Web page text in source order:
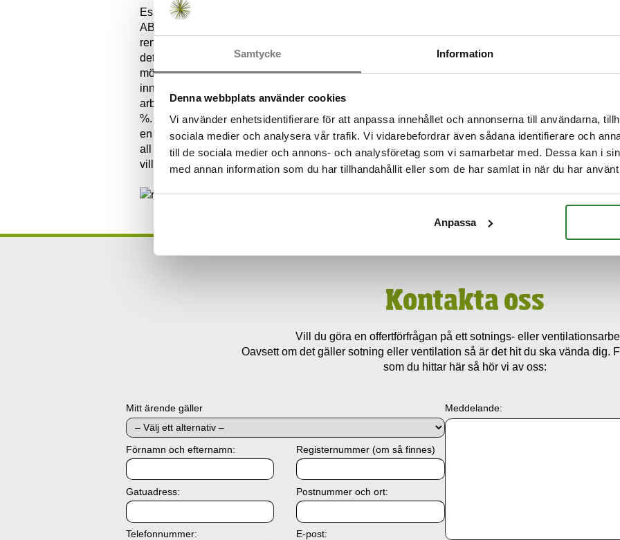
Samtycke Information
Denna webbplats använder cookies
Vi använder enhetsidentifierare för att anpassa innehållet och annonserna till användarna,
sociala medier och analysera vår trafik. Vi vidarebefordrar även sådana identifierare och
till de sociala medier och annons- och analysföretag som vi samarbetar med. Dessa kan i
med annan information som du har tillhandahållit eller som de har samlat in när du har
Anpassa
Eskilstuna Ventilationsrensning
AB har en lång erfarenhet av att
rengöra ventilationssystem. Nu är
det ett bra tillfälle då du har
möjlighet att få ROT-avdrag. Det
innebär att
arbetskostnaden minskar med 30
%. Rengöringen kan även leda till
en energibesparing! Vi utför också
all form av montage av
villaventilation.
– Injustering luftflöden!
– Beställ besiktning av skorsten
– Läckagemätning och OVK av
– Planera in för radonmätning
eller åtgärder under vinter halvåret
Kontakta oss
Vill du göra en offertförfrågan på ett sotnings- eller
Oavsett om det gäller sotning eller ventilation så är det hit du ska vända dig.
som du hittar här så hör vi av oss:
Mitt ärende gäller
Förnamn och efternamn:
Gatuadress:
Telefonnummer:
Registernummer (om så finnes)
Postnummer och ort:
E-post:
Meddelande: